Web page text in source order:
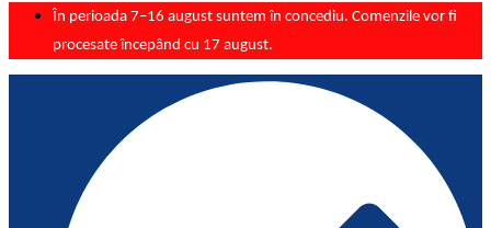
În perioada 7–16 august suntem în concediu. Comenzile vor fi
procesate începând cu 17 august.